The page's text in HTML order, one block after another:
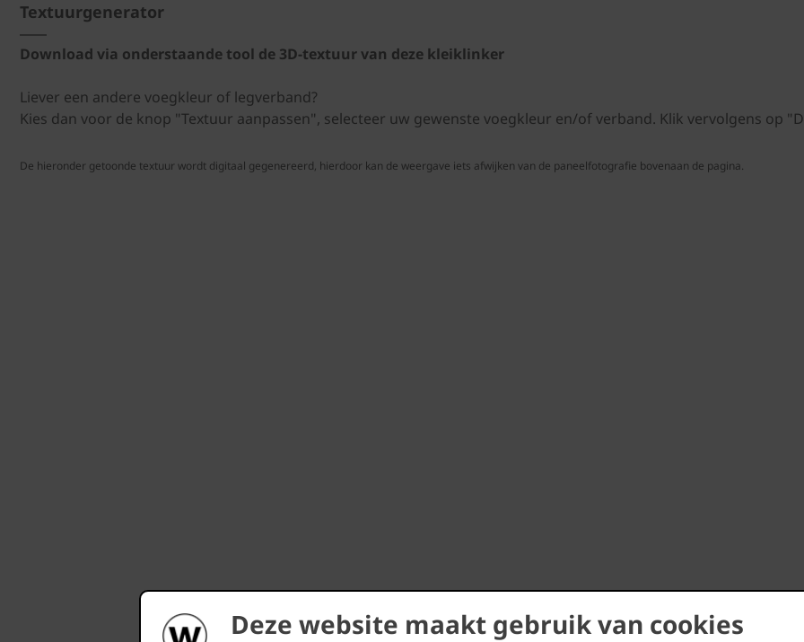
Deze website maakt gebruik van cookies
Textuurgenerator
Download via onderstaande tool de 3D-textuur van deze kleiklinker
Liever een andere voegkleur of legverband?
Kies dan voor de knop "Textuur aanpassen", selecteer uw gewenste voegkleur en/of verband. Klik vervolgens op
De hieronder getoonde textuur wordt digitaal gegenereerd, hierdoor kan de weergave iets afwijken van de paneelfotografie bovenaan de pagina.